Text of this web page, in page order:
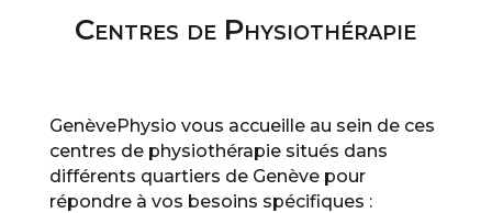
Centres de Physiothérapie
GenèvePhysio vous accueille au sein de ces
centres de physiothérapie situés dans
différents quartiers de Genève pour
répondre à vos besoins spécifiques :